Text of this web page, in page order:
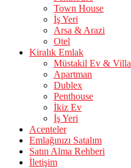
Town House
İş Yeri
Arsa & Arazi
Otel
Kiralık Emlak
Müstakil Ev & Villa
Apartman
Dublex
Penthouse
İkiz Ev
İş Yeri
Acenteler
Emlağınızı Satalım
Satın Alma Rehberi
İletişim